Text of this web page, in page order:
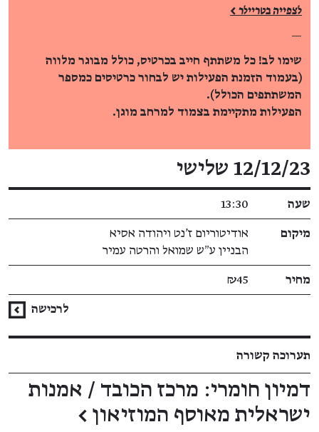
לצפייה בטריילר >
—
שימו לב! כל משתתף חייב בכרטיס, כולל מבוגר מלווה
(בעמוד הזמנת הפעילות יש לבחור כרטיסים כמספר
המשתתפים הכולל).
הפעילות מתקיימת בצמוד למרחב מוגן.
פרטי האירוע
12/12/23 שלישי
שעה 13:30
מיקום
אודיטוריום ז'נט ויהודה אסיא
הבניין ע״ש שמואל והרטה עמיר
מחיר ₪45
לרכישה
תערוכה קשורה
דמיון חומרי: מרכז הכובד / אמנות
ישראלית מאוסף המוזיאון ←